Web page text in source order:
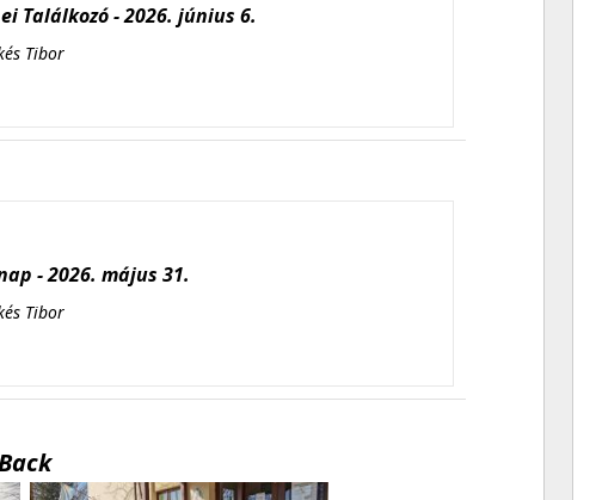
Találkozó - 2026. június 6.
Tibor
- 2026. május 31.
Tibor